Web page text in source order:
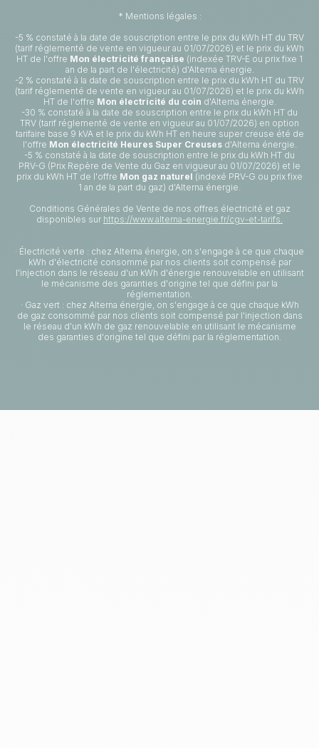
* Mentions légales :
-5 % constaté à la date de souscription entre le prix du kWh HT du TRV
(tarif réglementé de vente en vigueur au 01/07/2026) et le prix du kWh
HT de l'offre Mon électricité française (indexée TRV-E ou prix fixe 1
an de la part de l'électricité) d'Alterna énergie.
-2 % constaté à la date de souscription entre le prix du kWh HT du TRV
(tarif réglementé de vente en vigueur au 01/07/2026) et le prix du kWh
HT de l'offre Mon électricité du coin d'Alterna énergie.
-30 % constaté à la date de souscription entre le prix du kWh HT du
TRV (tarif réglementé de vente en vigueur au 01/07/2026) en option
tarifaire base 9 kVA et le prix du kWh HT en heure super creuse été de
l'offre Mon électricité Heures Super Creusesd'Alterna énergie.
-5 % constaté à la date de souscription entre le prix du kWh HT du
PRV-G (Prix Repère de Vente du Gaz en vigueur au 01/07/2026) et le
prix du kWh HT de l'offre Mon gaz naturel (indexé PRV-G ou prix fixe
1 an de la part du gaz) d'Alterna énergie.
Conditions Générales de Vente de nos offres électricité et gaz
disponibles sur https://www.alterna-energie.fr/cgv-et-tarifs.
· Électricité verte : chez Alterna énergie, on s'engage à ce que chaque
kWh d'électricité consommé par nos clients soit compensé par
l'injection dans le réseau d'un kWh d'énergie renouvelable en utilisant
le mécanisme des garanties d'origine tel que défini par la
réglementation.
· Gaz vert : chez Alterna énergie, on s'engage à ce que chaque kWh
de gaz consommé par nos clients soit compensé par l'injection dans
le réseau d'un kWh de gaz renouvelable en utilisant le mécanisme
des garanties d'origine tel que défini par la réglementation.